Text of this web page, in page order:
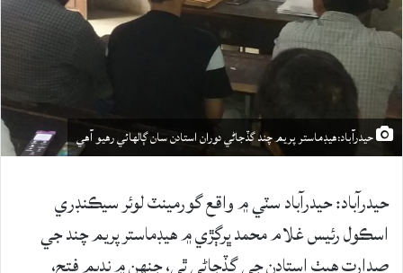
حيدرآباد:هيڊماستر پريم چند گڏجاڻي دوران استادن سان ڳالهائي رهيو آهي
حيدرآباد: حيدرآباد سٽي ۾ واقع گورمينٽ لوئر سيڪنڊري
اسڪول رئيس غلام محمد ڀرڳڙي ۾ هيڊماستر پريم چند جي